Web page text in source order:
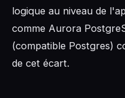
logique au niveau de
comme Aurora
(compatible Postgres)
de cet écart.